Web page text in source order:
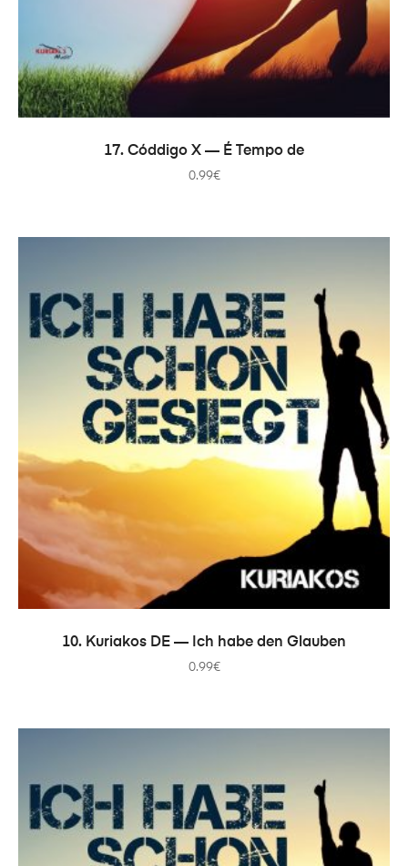
В КОРЗИНУ
17. Códdigo X — É Tempo de
0.99€
В КОРЗИНУ
10. Kuriakos DE — Ich habe den Glauben
0.99€